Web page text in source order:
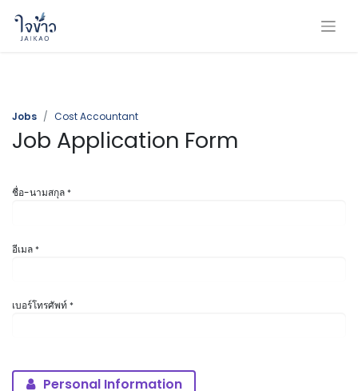
Jobs Cost Accountant
Job Application Form
ชื่อ-นามสกุล *
อีเมล *
เบอร์โทรศัพท์ *
Personal Information